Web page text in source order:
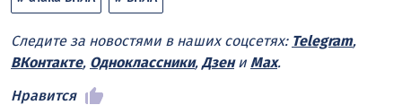
Следите за новостями в наших соцсетях: Telegram,
ВКонтакте, Одноклассники, Дзени Max.
Нравится